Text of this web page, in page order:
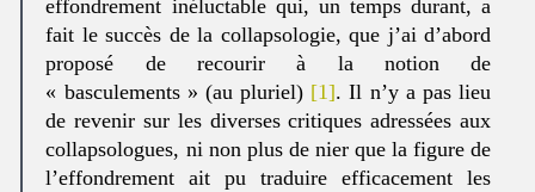
effondrement inéluctable qui, un temps durant, a
fait le succès de la collapsologie, que j’ai d’abord
proposé de recourir à la notion de
« basculements » (au pluriel) [1]. Il n’y a pas lieu
de revenir sur les diverses critiques adressées aux
collapsologues, ni non plus de nier que la figure de
l’effondrement ait pu traduire efficacement les